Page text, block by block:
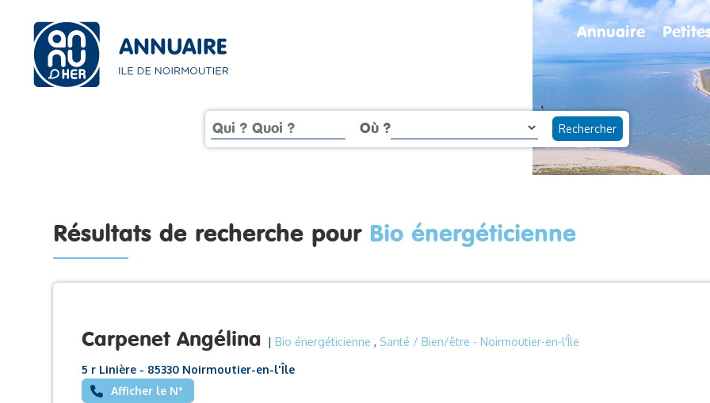
Annuaire
Où ?
Résultats de recherche pour Bio énergéticienne
Carpenet Angélina |Bio énergéticienne , Santé / Bien/être - Noirmoutier-en-l'Île
5 r Linière - 85330 Noirmoutier-en-l'Île
Afficher le N°